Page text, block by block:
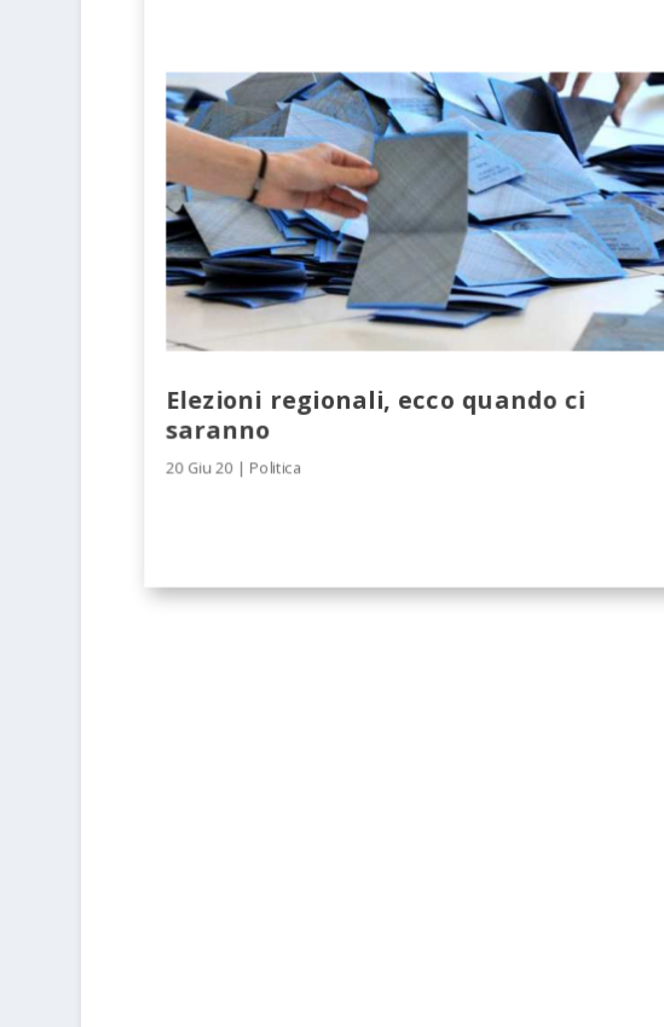
Elezioni regionali, ecco quando ci
saranno
20 Giu 20| Politica